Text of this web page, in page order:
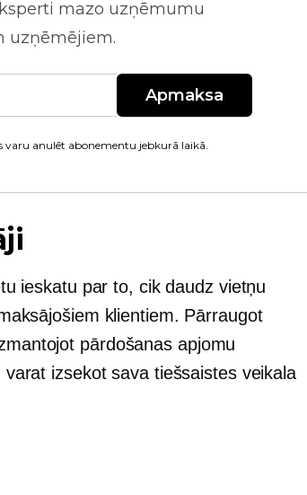
mazo uzņēmumu
uzņēmējiem.
Apmaksa
varu anulēt abonementu jebkurā laikā.
ieskatu par to, cik daudz vietņu
klientiem. Pārraugot
pārdošanas apjomu
izsekot sava tiešsaistes veikala